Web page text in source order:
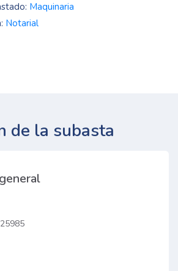
Maquinaria
Notarial
de la subasta